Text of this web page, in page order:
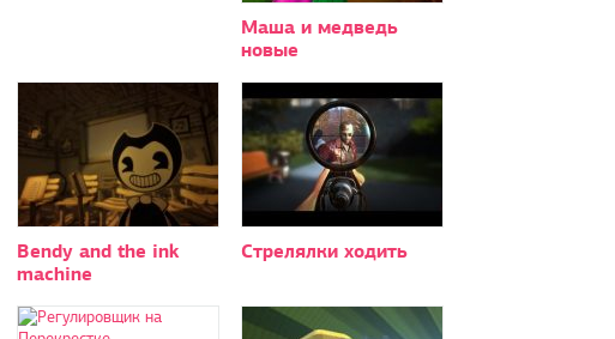
Маша и медведь
новые
Bendy and the ink
machine
Стрелялки ходить